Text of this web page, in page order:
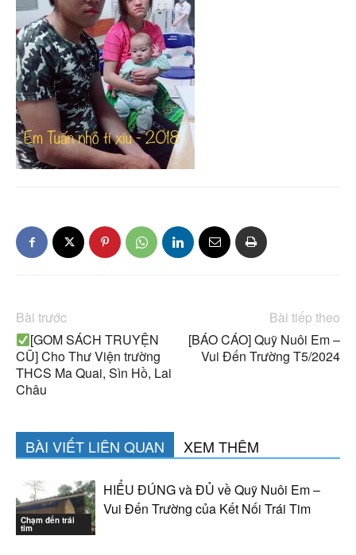
Bài trước
[GOM SÁCH TRUYỆN
CŨ] Cho Thư Viện trường
THCS Ma Quai, Sìn Hồ, Lai
Châu
Bài tiếp theo
[BÁO CÁO] Quỹ Nuôi Em –
Vui Đến Trường T5/2024
BÀI VIẾT LIÊN QUAN XEM THÊM
Chạm đến trái
tim
HIỂU ĐÚNG và ĐỦ về Quỹ Nuôi Em –
Vui Đến Trường của Kết Nối Trái Tim